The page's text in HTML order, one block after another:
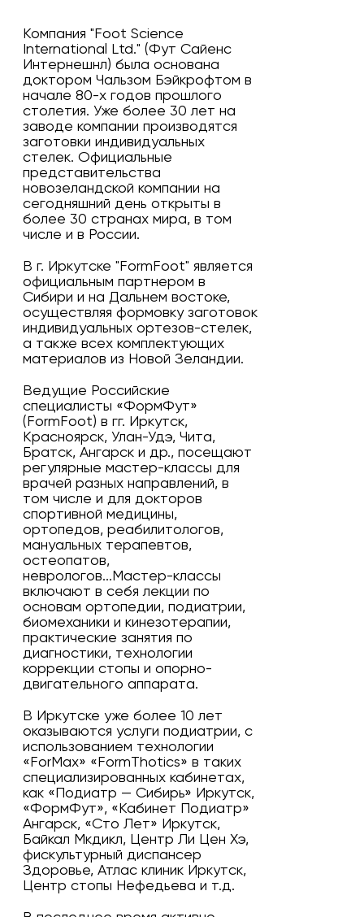
Компания "Foot Science
International Ltd." (Фут Сайенс
Интернешнл) была основана
доктором Чальзом Бэйкрофтом в
начале 80-х годов прошлого
столетия. Уже более 30 лет на
заводе компании производятся
заготовки индивидуальных
стелек. Официальные
представительства
новозеландской компании на
сегодняшний день открыты в
более 30 странах мира, в том
числе и в России.
В г. Иркутске "FormFoot" является
официальным партнером в
Сибири и на Дальнем востоке,
осуществляя формовку заготовок
индивидуальных ортезов-стелек,
а также всех комплектующих
материалов из Новой Зеландии.
Ведущие Российские
специалисты «ФормФут»
(FormFoot) в гг. Иркутск,
Красноярск, Улан-Удэ, Чита,
Братск, Ангарск и др., посещают
регулярные мастер-классы для
врачей разных направлений, в
том числе и для докторов
спортивной медицины,
ортопедов, реабилитологов,
мануальных терапевтов,
остеопатов,
неврологов...Мастер-классы
включают в себя лекции по
основам ортопедии, подиатрии,
биомеханики и кинезотерапии,
практические занятия по
диагностики, технологии
коррекции стопы и опорно-
двигательного аппарата.
В Иркутске уже более 10 лет
оказываются услуги подиатрии, с
использованием технологии
«ForMax» «FormThotics» в таких
специализированных кабинетах,
как «Подиатр — Сибирь» Иркутск,
«ФормФут», «Кабинет Подиатр»
Ангарск, «Сто Лет» Иркутск,
Байкал Мкдикл, Центр Ли Цен Хэ,
фискультурный диспансер
Здоровье, Атлас клиник Иркутск,
Центр стопы Нефедьева и т.д.